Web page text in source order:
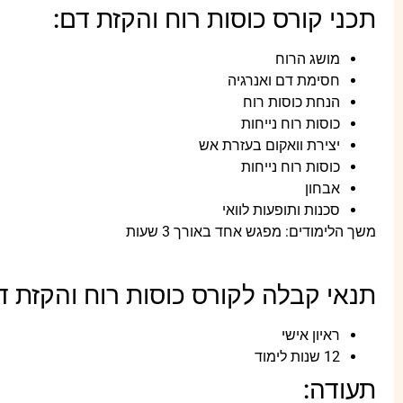
תכני קורס כוסות רוח והקזת דם:
מושג הרוח
חסימת דם ואנרגיה
הנחת כוסות רוח
כוסות רוח נייחות
יצירת וואקום בעזרת אש
כוסות רוח נייחות
אבחון
סכנות ותופעות לוואי
משך הלימודים: מפגש אחד באורך 3 שעות
תנאי קבלה לקורס כוסות רוח והקזת
ראיון אישי
12 שנות לימוד
תעודה: